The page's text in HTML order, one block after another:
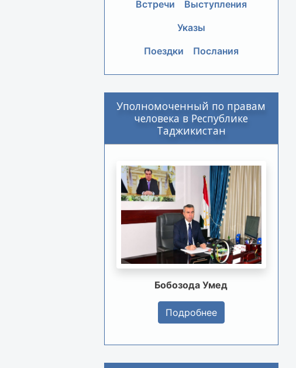
Встречи
Выступления
Указы
Поездки
Послания
Уполномоченный по правам
человека в Республике
Таджикистан
Бобозода Умед
Подробнее